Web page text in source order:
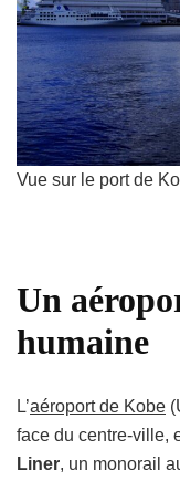
Vue sur le port de
Un
humaine
L’aéroport de Kobe
face du centre-ville,
Liner, un monorail